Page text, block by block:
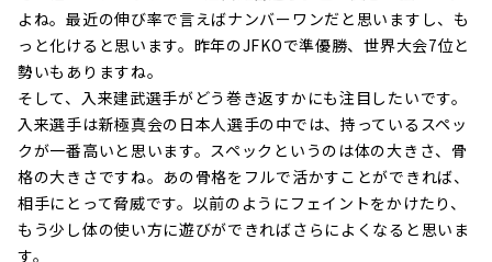
よね。最近の伸び率で言えばナンバーワンだと思いますし、も
っと化けると思います。昨年のJFKOで準優勝、世界大会7位と
勢いもありますね。
そして、入来建武選手がどう巻き返すかにも注目したいです。
入来選手は新極真会の日本人選手の中では、持っているスペッ
クが一番高いと思います。スペックというのは体の大きさ、骨
格の大きさですね。あの骨格をフルで活かすことができれば、
相手にとって脅威です。以前のようにフェイントをかけたり、
もう少し体の使い方に遊びができればさらによくなると思いま
す。